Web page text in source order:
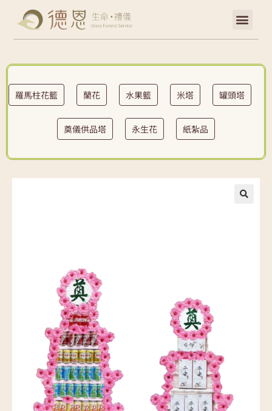
羅馬柱花籃 蘭花 水果籃 米塔 罐頭塔
奠儀供品塔 永生花 紙紮品